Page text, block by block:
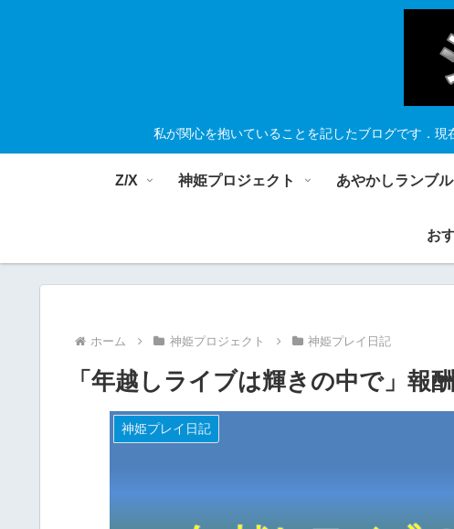
私が関心を抱いていることを記したブログです．
Z/X 神姫プロジェクト あやかしランブル
お
ホーム 神姫プロジェクト 神姫プレイ日記
「年越しライブは輝きの中で」報
神姫プレイ日記